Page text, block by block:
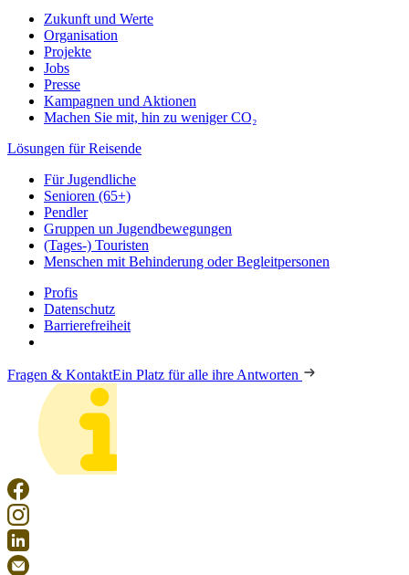
Zukunft und Werte
Organisation
Projekte
Jobs
Presse
Kampagnen und Aktionen
Machen Sie mit, hin zu weniger CO₂
Lösungen für Reisende
Für Jugendliche
Senioren (65+)
Pendler
Gruppen un Jugendbewegungen
(Tages-) Touristen
Menschen mit Behinderung oder Begleitpersonen
Profis
Datenschutz
Barrierefreiheit
Fragen & KontaktEin Platz für alle ihre Antworten